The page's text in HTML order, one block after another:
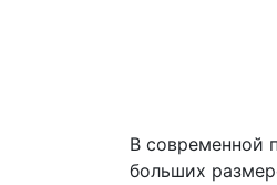
В современной
больших